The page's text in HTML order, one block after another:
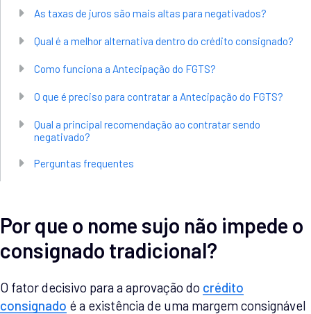
As taxas de juros são mais altas para negativados?
Qual é a melhor alternativa dentro do crédito consignado?
Como funciona a Antecipação do FGTS?
O que é preciso para contratar a Antecipação do FGTS?
Qual a principal recomendação ao contratar sendo
negativado?
Perguntas frequentes
Por que o nome sujo não impede o
consignado tradicional?
O fator decisivo para a aprovação do crédito
consignado é a existência de uma margem consignável